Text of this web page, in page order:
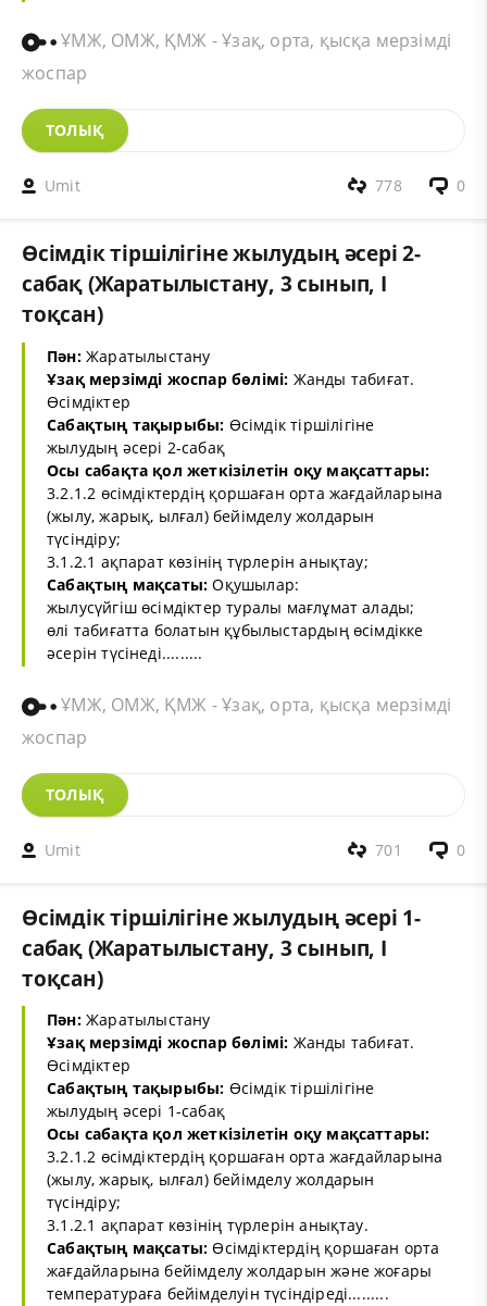
ҰМЖ, ОМЖ, ҚМЖ - Ұзақ, орта, қысқа мерзімді
жоспар
ТОЛЫҚ
Umit 0
778
Өсімдік тіршілігіне жылудың әсері 2-
сабақ (Жаратылыстану, 3 сынып, I
тоқсан)
Пән:Жаратылыстану
Ұзақ мерзімді жоспар бөлімі: Жанды табиғат.
Өсімдіктер
Сабақтың тақырыбы: Өсімдік тіршілігіне
жылудың әсері 2-сабақ
Осы сабақта қол жеткізілетін оқу мақсаттары:
3.2.1.2 өсімдіктердің қоршаған орта жағдайларына
(жылу, жарық, ылғал) бейімделу жолдарын
түсіндіру;
3.1.2.1 ақпарат көзінің түрлерін анықтау;
Сабақтың мақсаты: Оқушылар:
жылусүйгіш өсімдіктер туралы мағлұмат алады;
өлі табиғатта болатын құбылыстардың өсімдікке
әсерін түсінеді.........
ҰМЖ, ОМЖ, ҚМЖ - Ұзақ, орта, қысқа мерзімді
жоспар
ТОЛЫҚ
Umit 0
701
Өсімдік тіршілігіне жылудың әсері 1-
сабақ (Жаратылыстану, 3 сынып, I
тоқсан)
Пән:Жаратылыстану
Ұзақ мерзімді жоспар бөлімі: Жанды табиғат.
Өсімдіктер
Сабақтың тақырыбы: Өсімдік тіршілігіне
жылудың әсері 1-сабақ
Осы сабақта қол жеткізілетін оқу мақсаттары:
3.2.1.2 өсімдіктердің қоршаған орта жағдайларына
(жылу, жарық, ылғал) бейімделу жолдарын
түсіндіру;
3.1.2.1 ақпарат көзінің түрлерін анықтау.
Сабақтың мақсаты: Өсімдіктердің қоршаған орта
жағдайларына бейімделу жолдарын және жоғары
температураға бейімделуін түсіндіреді.........